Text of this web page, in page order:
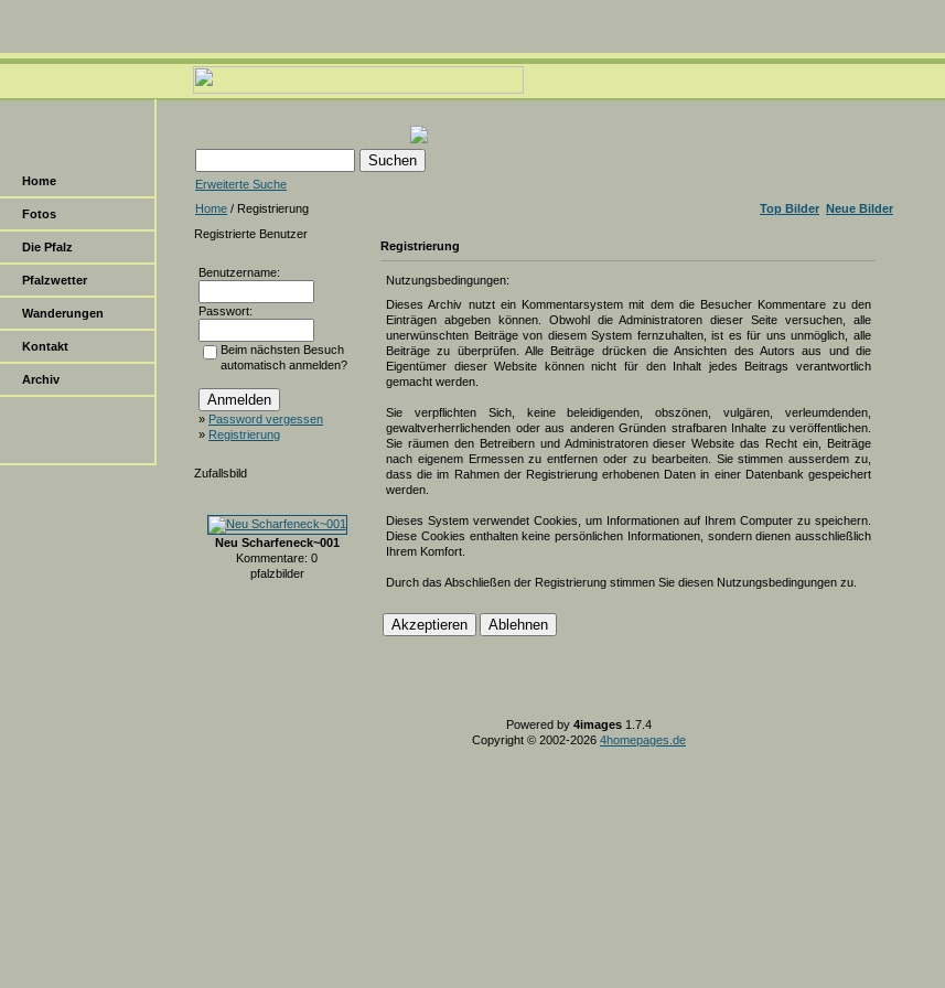
Home
Fotos
Die Pfalz
Pfalzwetter
Wanderungen
Kontakt
Archiv
Erweiterte Suche
Home / Registrierung Top Bilder Neue Bilder
Registrierte Benutzer
Benutzername:
Passwort:
Beim nächsten Besuch
automatisch anmelden?
» Password vergessen
» Registrierung
Zufallsbild
Neu Scharfeneck~001
Kommentare: 0
pfalzbilder
Registrierung
Nutzungsbedingungen:
Dieses Archiv nutzt ein Kommentarsystem mit dem die Besucher Kommentare zu den
Einträgen abgeben können. Obwohl die Administratoren dieser Seite versuchen, alle
unerwünschten Beiträge von diesem System fernzuhalten, ist es für uns unmöglich, alle
Beiträge zu überprüfen. Alle Beiträge drücken die Ansichten des Autors aus und die
Eigentümer dieser Website können nicht für den Inhalt jedes Beitrags verantwortlich
gemacht werden.
Sie verpflichten Sich, keine beleidigenden, obszönen, vulgären, verleumdenden,
gewaltverherrlichenden oder aus anderen Gründen strafbaren Inhalte zu veröffentlichen.
Sie räumen den Betreibern und Administratoren dieser Website das Recht ein, Beiträge
nach eigenem Ermessen zu entfernen oder zu bearbeiten. Sie stimmen ausserdem zu,
dass die im Rahmen der Registrierung erhobenen Daten in einer Datenbank gespeichert
werden.
Dieses System verwendet Cookies, um Informationen auf Ihrem Computer zu speichern.
Diese Cookies enthalten keine persönlichen Informationen, sondern dienen ausschließlich
Ihrem Komfort.
Durch das Abschließen der Registrierung stimmen Sie diesen Nutzungsbedingungen zu.
Powered by 4images 1.7.4
Copyright © 2002-2026 4homepages.de